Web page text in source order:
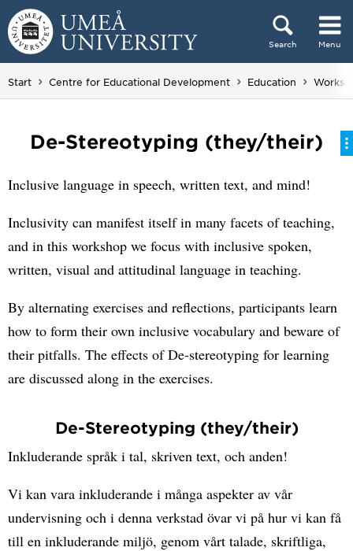
Skip to content
Search Menu
Main menu hidden.
Start Centre for Educational Development Education
De-Stereotyping (they/their)
Inclusive language in speech, written text, and mind!
Inclusivity can manifest itself in many facets of teaching,
and in this workshop we focus with inclusive spoken,
written, visual and attitudinal language in teaching.
By alternating exercises and reflections, participants learn
how to form their own inclusive vocabulary and beware of
their pitfalls. The effects of De-stereotyping for learning
are discussed along in the exercises.
De-Stereotyping (they/their)
Inkluderande språk i tal, skriven text, och anden!
Vi kan vara inkluderande i många aspekter av vår
undervisning och i denna verkstad övar vi på hur vi kan få
till en inkluderande miljö, genom vårt talade, skriftliga,